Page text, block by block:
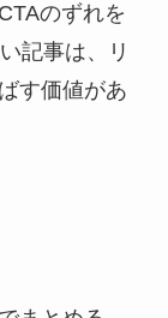
のずれを
記事は、リ
す価値があ